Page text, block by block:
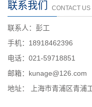
联系我们 CONTACT US
联系人：彭工
手机：18918462396
电话：021-59718851
邮箱：kunage@126.com
地址： 上海市青浦区青浦